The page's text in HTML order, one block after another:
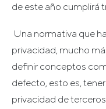
de este año cumplirá
Una normativa que
privacidad, mucho
definir conceptos
defecto, esto es,
privacidad de